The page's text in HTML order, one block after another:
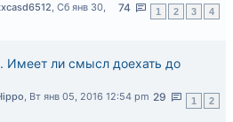
1 2 3 4
74
, Сб янв 30,
Имеет ли смысл доехать до
1 2
29
, Вт янв 05, 2016 12:54 pm